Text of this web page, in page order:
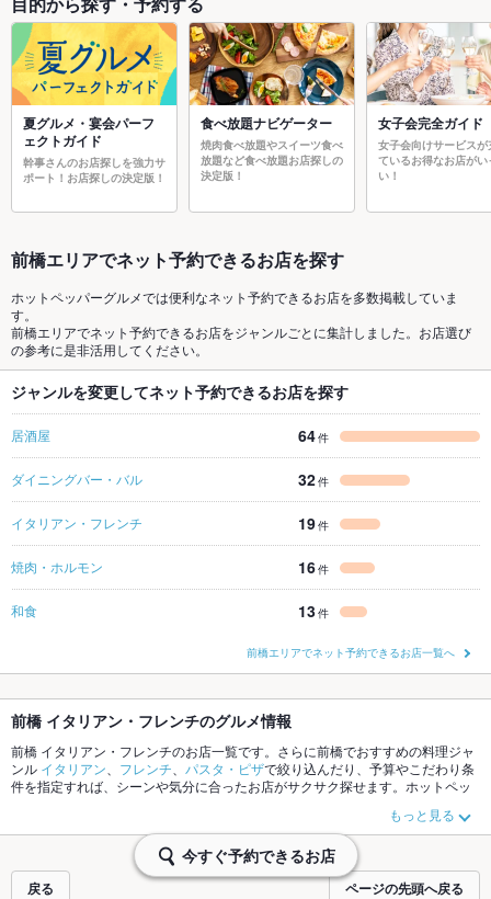
夏グルメ・宴会パーフ
ェクトガイド
幹事さんのお店探しを強力サ
ポート！お店探しの決定版！
食べ放題ナビゲーター
焼肉食べ放題やスイーツ食べ
放題など食べ放題お店探しの
決定版！
女子会完全ガイド
女子会向けサービスが
ているお得なお店がい
い！
前橋エリアでネット予約できるお店を探す
ホットペッパーグルメでは便利なネット予約できるお店を多数掲載していま
す。
前橋エリアでネット予約できるお店をジャンルごとに集計しました。お店選び
の参考に是非活用してください。
ジャンルを変更してネット予約できるお店を探す
居酒屋 64件
ダイニングバー・バル 32件
イタリアン・フレンチ 19件
焼肉・ホルモン 16件
和食 13件
前橋エリアでネット予約できるお店一覧へ
前橋 イタリアン・フレンチのグルメ情報
前橋 イタリアン・フレンチのお店一覧です。さらに前橋でおすすめの料理ジャ
ンル イタリアン フレンチ パスタ・ピザで絞り込んだり、予算やこだわり条
件を指定すれば、シーンや気分に合ったお店がサクサク探せます。ホットペッ
や季節のおすすめ料理など、お店の最新情報をご紹介しているの
で安心！24時間使える簡単便利なネット予約が使えるお店も拡大中です。友達
どうしの飲み会にも、会社の宴会にも、デートやパーティーにもお得に便利に
ホットペッパーグルメをご利用ください。
もっと見る
戻る ページの先頭へ戻る
今すぐ予約できるお店